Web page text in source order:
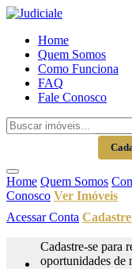
Home
Quem Somos
Como Funciona
FAQ
Fale Conosco
Home Quem Somos
Conosco Ver Imóveis
Acessar Conta
Cadastre-se para
oportunidades de